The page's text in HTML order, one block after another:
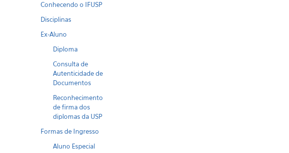
Conhecendo o IFUSP
Disciplinas
Ex-Aluno
Diploma
Consulta de
Autenticidade de
Documentos
Reconhecimento
de firma dos
diplomas da USP
Formas de Ingresso
Aluno Especial